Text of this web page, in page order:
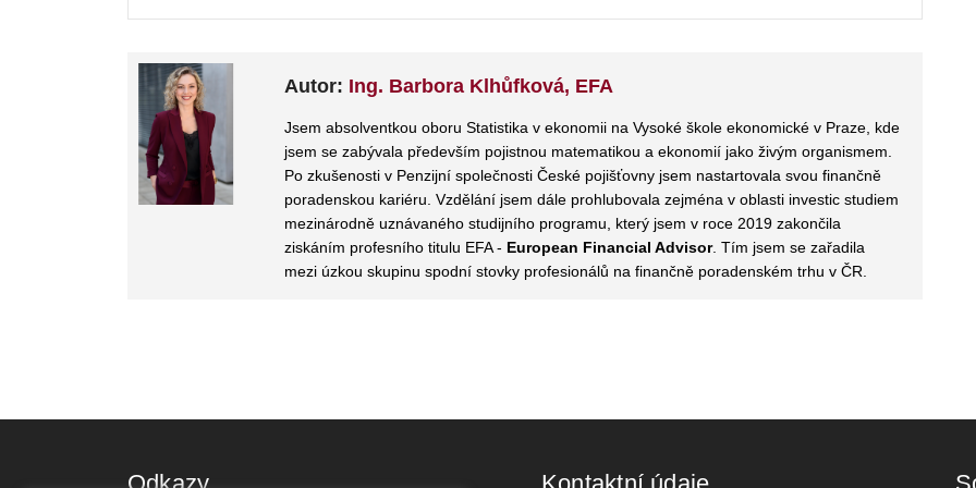
Autor: Ing. Barbora Klhůfková, EFA
Jsem absolventkou oboru Statistika v ekonomii na Vysoké škole ekonomické v Praze, kde
jsem se zabývala především pojistnou matematikou a ekonomií jako živým organismem.
Po zkušenosti v Penzijní společnosti České pojišťovny jsem nastartovala svou finančně
poradenskou kariéru. Vzdělání jsem dále prohlubovala zejména v oblasti investic studiem
mezinárodně uznávaného studijního programu, který jsem v roce 2019 zakončila
ziskáním profesního titulu EFA - European Financial Advisor. Tím jsem se zařadila
mezi úzkou skupinu spodní stovky profesionálů na finančně poradenském trhu v ČR.